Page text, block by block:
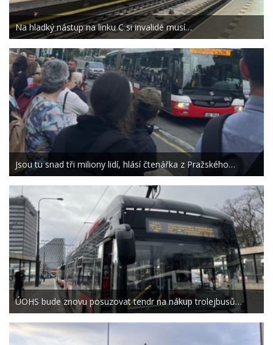
Na hladký nástup na linku C si invalidé musí…
Jsou tu snad tři miliony lidí, hlásí čtenářka z Pražského…
ÚOHS bude znovu posuzovat tendr na nákup trolejbusů…